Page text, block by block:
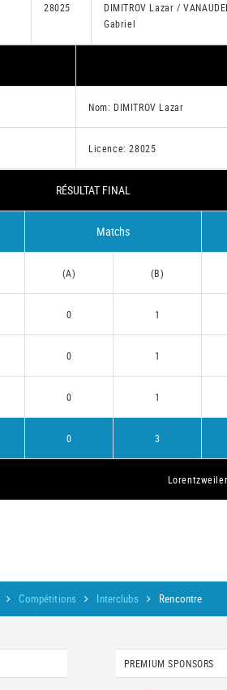
28025
DIMITROV Lazar /
Gabriel
Nom: DIMITROV Lazar
Licence: 28025
RÉSULTAT FINAL
Matchs
(A) (B)
0 1
0 1
0 1
0 3
Compétitions Interclubs Rencontre
PREMIUM SPONSORS